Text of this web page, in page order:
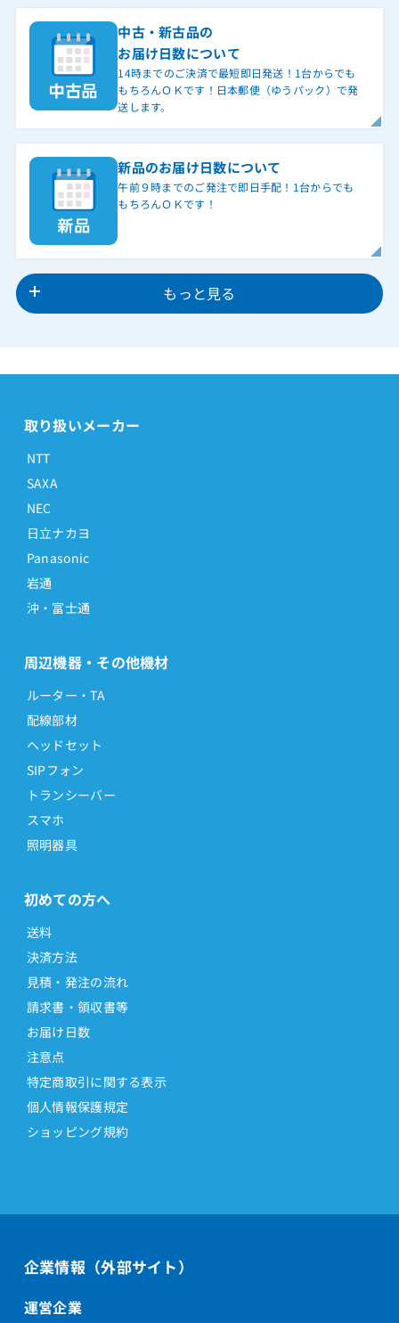
中古・新古品の
お届け日数について
14時までのご決済で最短即日発送！1台からでも
もちろんＯＫです！日本郵便（ゆうパック）で発
送します。
新品のお届け日数について
午前９時までのご発注で即日手配！1台からでも
もちろんＯＫです！
もっと見る
取り扱いメーカー
NTT
SAXA
NEC
日立ナカヨ
Panasonic
岩通
沖・富士通
周辺機器・その他機材
ルーター・TA
配線部材
ヘッドセット
SIPフォン
トランシーバー
スマホ
照明器具
初めての方へ
送料
決済方法
見積・発注の流れ
請求書・領収書等
お届け日数
注意点
特定商取引に関する表示
個人情報保護規定
ショッピング規約
企業情報（外部サイト）
運営企業